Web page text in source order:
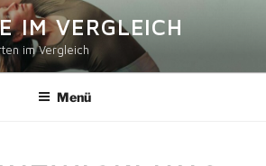
IM VERGLEICH
im Vergleich
Menü